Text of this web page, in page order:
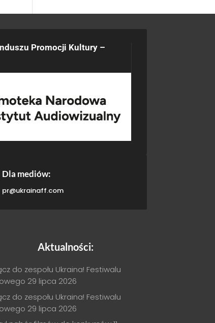
Promocji Kultury –
Dla mediów:
pr@ukrainaff.com
Aktualności:
do zespołu Ukraina! Festiwalu
29 lipca 2026
do zespołu Ukraina! Festiwalu
29 lipca 2026